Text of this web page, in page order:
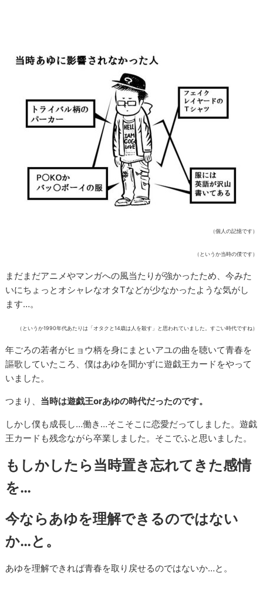
（個人の記憶です）
（というか当時の僕です）
まだまだアニメやマンガへの風当たりが強かったため、今みた
いにちょっとオシャレなオタTなどが少なかったような気がし
ます…。
（というか1990年代あたりは「オタクと14歳は人を殺す」と思われていました。すごい時代ですね）
年ごろの若者がヒョウ柄を身にまといアユの曲を聴いて青春を
謳歌していたころ、僕はあゆを聞かずに遊戯王カードをやって
いました。
つまり、 当時は遊戯王orあゆの時代だったのです。
しかし僕も成長し…働き…そこそこに恋愛だってしました。遊戯
王カードも残念ながら卒業しました。そこでふと思いました。
もしかしたら当時置き忘れてきた感情
を…
今ならあゆを理解できるのではない
か…と。
あゆを理解できれば青春を取り戻せるのではないか…と。